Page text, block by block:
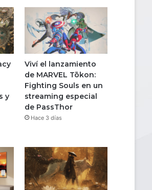
y
Viví el lanzamiento
de MARVEL Tōkon:
Fighting Souls en un
streaming especial
de PassThor
Hace 3 días